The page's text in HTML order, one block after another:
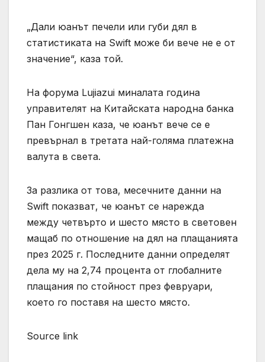
„Дали юанът печели или губи дял в
статистиката на Swift може би вече не е от
значение“, каза той.
На форума Lujiazui миналата година
управителят на Китайската народна банка
Пан Гонгшен каза, че юанът вече се е
превърнал в третата най-голяма платежна
валута в света.
За разлика от това, месечните данни на
Swift показват, че юанът се нарежда
между четвърто и шесто място в световен
мащаб по отношение на дял на плащанията
през 2025 г. Последните данни определят
дела му на 2,74 процента от глобалните
плащания по стойност през февруари,
което го поставя на шесто място.
Source link